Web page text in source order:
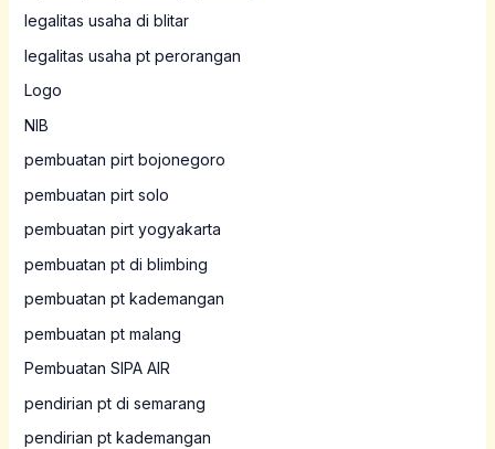
legalitas usaha di blitar
legalitas usaha pt perorangan
Logo
NIB
pembuatan pirt bojonegoro
pembuatan pirt solo
pembuatan pirt yogyakarta
pembuatan pt di blimbing
pembuatan pt kademangan
pembuatan pt malang
Pembuatan SIPA AIR
pendirian pt di semarang
pendirian pt kademangan